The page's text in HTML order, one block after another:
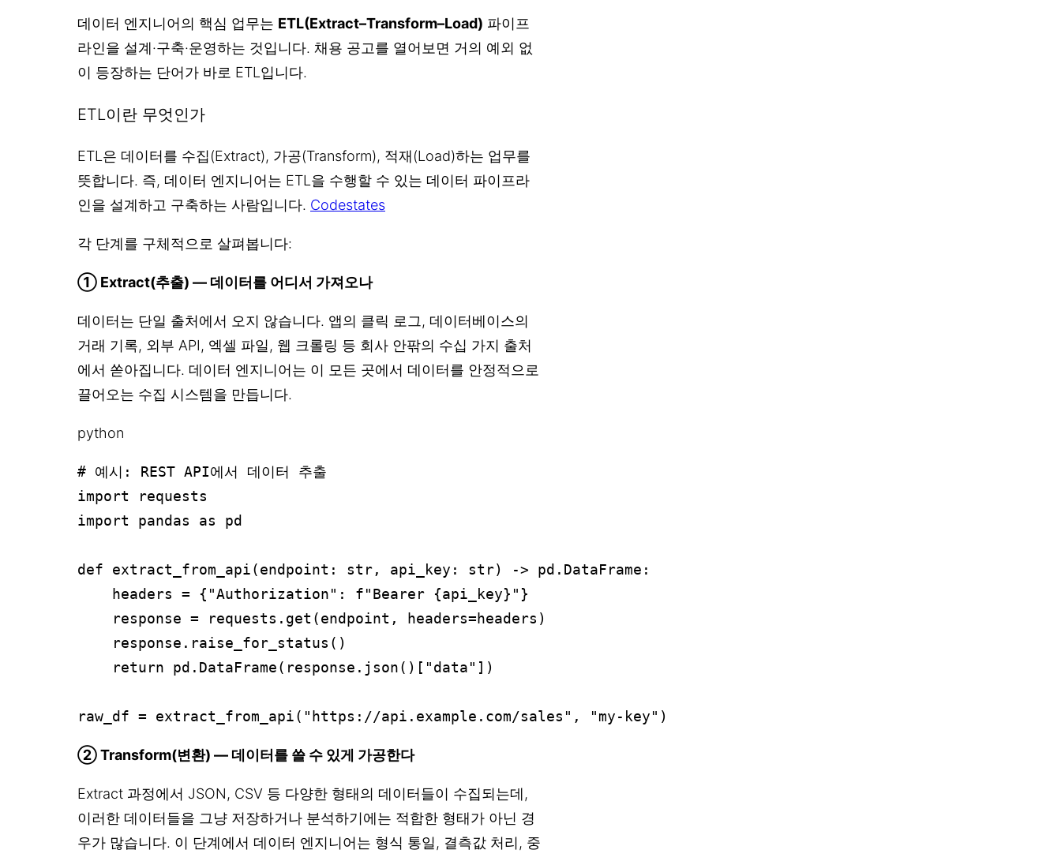
데이터 엔지니어의 핵심 업무는 ETL(Extract–Transform–Load) 파이프
라인을 설계·구축·운영하는 것입니다. 채용 공고를 열어보면 거의 예외 없
이 등장하는 단어가 바로 ETL입니다.
ETL이란 무엇인가
ETL은 데이터를 수집(Extract), 가공(Transform), 적재(Load)하는 업무를
뜻합니다. 즉, 데이터 엔지니어는 ETL을 수행할 수 있는 데이터 파이프라
인을 설계하고 구축하는 사람입니다. Codestates
각 단계를 구체적으로 살펴봅니다:
① Extract(추출) — 데이터를 어디서 가져오나
데이터는 단일 출처에서 오지 않습니다. 앱의 클릭 로그, 데이터베이스의
거래 기록, 외부 API, 엑셀 파일, 웹 크롤링 등 회사 안팎의 수십 가지 출처
에서 쏟아집니다. 데이터 엔지니어는 이 모든 곳에서 데이터를 안정적으로
끌어오는 수집 시스템을 만듭니다.
python
# 예시: REST API에서 데이터 추출
import requests
import pandas as pd
def extract_from_api(endpoint: str, api_key: str) -> pd.DataFrame:
    headers = {"Authorization": f"Bearer {api_key}"}
    response = requests.get(endpoint, headers=headers)
    response.raise_for_status()
    return pd.DataFrame(response.json()["data"])
② Transform(변환) — 데이터를 쓸 수 있게 가공한다
Extract 과정에서 JSON, CSV 등 다양한 형태의 데이터들이 수집되는데,
이러한 데이터들을 그냥 저장하거나 분석하기에는 적합한 형태가 아닌 경
우가 많습니다. 이 단계에서 데이터 엔지니어는 형식 통일, 결측값 처리, 중